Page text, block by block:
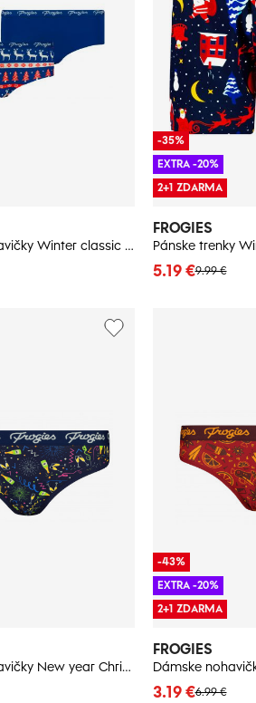
Dámske nohavičky Winter classic 2P Frogies Christmas
FROGIES
9.99 €
5.19 €
-35%
EXTRA -20%
2+1 ZDARMA
Dámske nohavičky New year Christmas - Frogies
FROGIES
6.99 €
3.19 €
-43%
EXTRA -20%
2+1 ZDARMA